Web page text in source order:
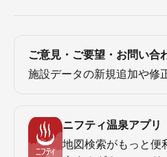
ご意見・ご要望・お問い合
施設データの新規追加や修
ニフティ温泉アプリ
地図検索がもっと便